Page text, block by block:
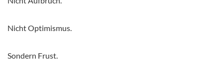
Nicht Optimismus.
Sondern Frust.